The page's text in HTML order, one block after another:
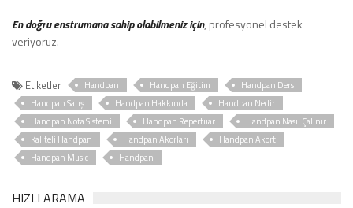
En doğru enstrumana sahip olabilmeniz için, profesyonel destek
veriyoruz.
Etiketler Handpan Handpan Eğitim
Handpan Ders
Handpan Satış
Handpan Hakkında
Handpan Nedir
Handpan Nota Sistemi
Handpan Repertuar
Handpan Nasıl Çalınır
Kaliteli Handpan
Handpan Akorları
Handpan Akort
Handpan Music
Handpan
HIZLI ARAMA